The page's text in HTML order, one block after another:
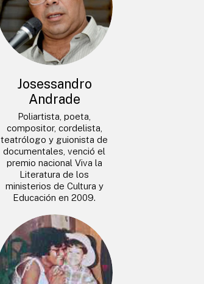
Josessandro
Andrade
Poliartista, poeta,
compositor, cordelista,
teatrólogo y guionista de
documentales, venció el
premio nacional Viva la
Literatura de los
ministerios de Cultura y
Educación en 2009.